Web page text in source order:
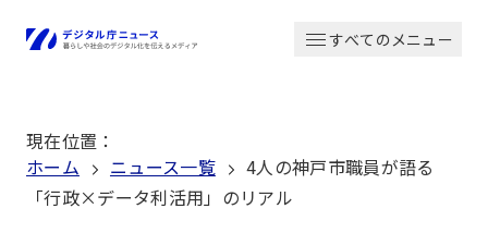
本
文
動
すべてのメニュー
現在位置 ：
ホーム
ニュース一覧
4人の神戸市職員が語る
「行政×データ利活用」のリアル